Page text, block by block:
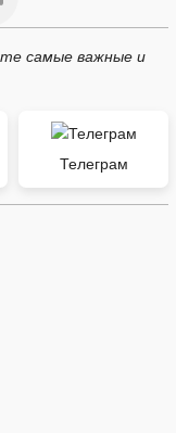
самые важные и
Телеграм